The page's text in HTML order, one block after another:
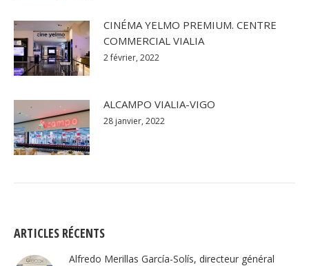
CINÉMA YELMO PREMIUM. CENTRE
COMMERCIAL VIALIA
2 février, 2022
ALCAMPO VIALIA-VIGO
28 janvier, 2022
ARTICLES RÉCENTS
Alfredo Merillas García-Solís, directeur général